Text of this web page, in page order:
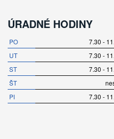
ÚRADNÉ HODINY
PO
7.30 -
UT
7.30 -
ST
7.30 -
ŠT
PI
7.30 -